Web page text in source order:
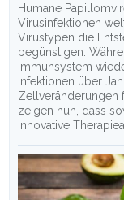
Humane
Virusinfektionen
Virustypen die
begünstigen.
Immunsystem
Infektionen über
Zellveränderungen
zeigen nun, dass
innovative